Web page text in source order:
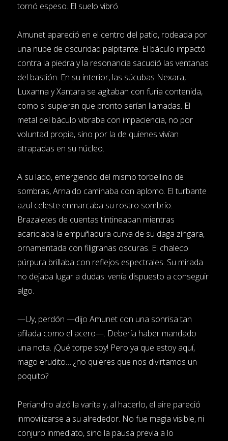
tornó espeso. El suelo vibró.
Amunet apareció en el centro del patio, rodeada por
una nube de oscuridad palpitante. El báculo impactó
contra la piedra y la resonancia sacudió las ventanas
del bastión. En su interior, las súcubas Nexara,
Luxanna y Xantara se agitaban con furia contenida,
como si supieran que pronto serían llamadas. El
metal del báculo vibraba con impaciencia, no por
voluntad propia, sino por la de quienes vivían
atrapadas en su núcleo.
A su lado, emergiendo del mismo torbellino de
sombras, Arnaldo caminaba con aplomo. El turbante
azul celeste enmarcaba su rostro sombrío.
Brazaletes de cuentas tintineaban mientras
acariciaba la empuñadura curva de su daga zíngara,
ornamentada con filigranas oscuras. El chaleco
púrpura brillaba con reflejos espectrales. Su mirada
no dejaba lugar a dudas: venía dispuesto a conseguir
algo.
—Uy, perdón —dijo Amunet con una sonrisa tan
afilada como el acero—. Debería haber mandado
una nota. ¡Qué torpe soy! Pero ya que estoy aquí,
mago erudito… ¿no quieres que nos divirtamos un
poquito?
Periandro alzó la varita y, al hacerlo, el aire pareció
inmovilizarse a su alrededor. No fue magia visible, ni
conjuro inmediato, sino la pausa previa a lo